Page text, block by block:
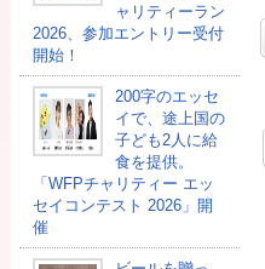
ャリティーラン
2026、参加エントリー受付
開始！
200字のエッセ
イで、途上国の
子ども2人に給
食を提供。
「WFPチャリティー エッ
セイコンテスト 2026」開
催